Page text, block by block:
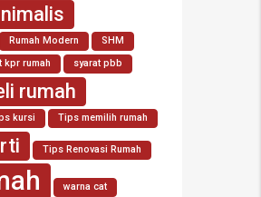
Rumah Modern
SHM
kpr rumah syarat pbb
rumah
kursi Tips memilih rumah
Tips Renovasi Rumah
warna cat